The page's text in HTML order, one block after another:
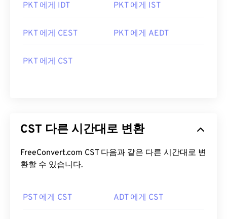
PKT 에게 IDT PKT 에게 IST
PKT 에게 CEST PKT 에게 AEDT
PKT 에게 CST
CST 다른 시간대로 변환
FreeConvert.com CST 다음과 같은 다른 시간대로 변
환할 수 있습니다.
PST 에게 CST ADT 에게 CST